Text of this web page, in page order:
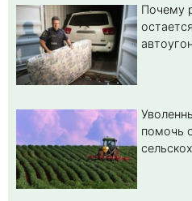
Почему
помочь